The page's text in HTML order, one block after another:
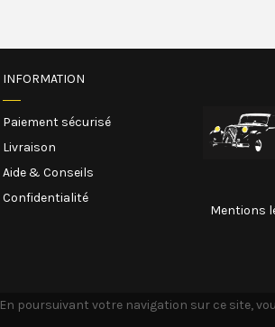
INFORMATION
Paiement sécurisé
Livraison
Aide & Conseils
Confidentialité
Mentions
En poursuivant votre navigation sur ce site,